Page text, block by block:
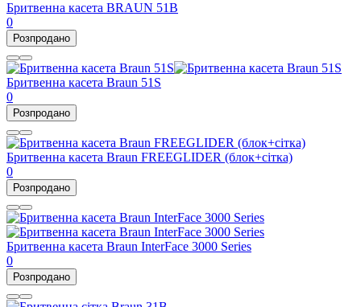
Бритвенна касета BRAUN 51B
0
Розпродано
Бритвенна касета Braun 51S
0
Розпродано
Бритвенна касета Braun FREEGLIDER (блок+сітка)
0
Розпродано
Бритвенна касета Braun InterFace 3000 Series
0
Розпродано